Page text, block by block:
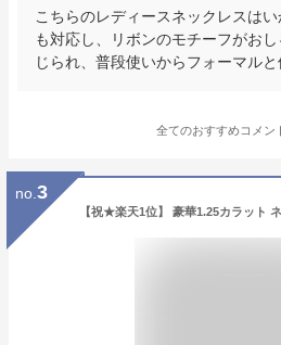
こちらのレディースネックレスは
も対応し、リボンのモチーフがお
じられ、普段使いからフォーマルと
全てのおすすめコメン
no. 3